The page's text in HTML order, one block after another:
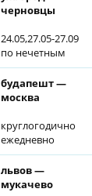
черновцы
24.05,27.05-27.09
по нечетным
будапешт —
москва
круглогодично
ежедневно
львов —
мукачево